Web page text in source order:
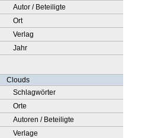
Autor / Beteiligte
Ort
Verlag
Jahr
Clouds
Schlagwörter
Orte
Autoren / Beteiligte
Verlage